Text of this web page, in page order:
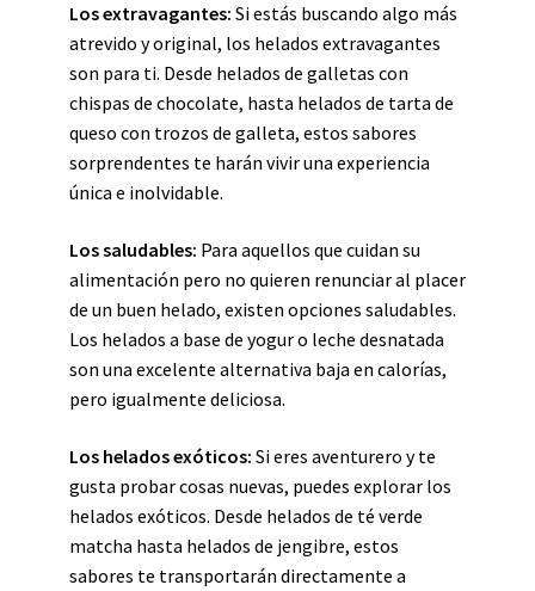
Los extravagantes: Si estás buscando algo más
atrevido y original, los helados extravagantes
son para ti. Desde helados de galletas con
chispas de chocolate, hasta helados de tarta de
queso con trozos de galleta, estos sabores
sorprendentes te harán vivir una experiencia
única e inolvidable.
Los saludables: Para aquellos que cuidan su
alimentación pero no quieren renunciar al placer
de un buen helado, existen opciones saludables.
Los helados a base de yogur o leche desnatada
son una excelente alternativa baja en calorías,
pero igualmente deliciosa.
Los helados exóticos: Si eres aventurero y te
gusta probar cosas nuevas, puedes explorar los
helados exóticos. Desde helados de té verde
matcha hasta helados de jengibre, estos
sabores te transportarán directamente a